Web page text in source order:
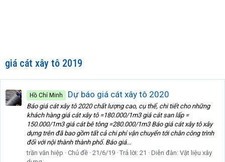
giá cát xây tô 2019
Hồ Chí Minh Dự báo giá cát xây tô 2020
Báo giá cát xây tô 2020 chất lượng cao, cụ thể, chi tiết cho những
khách hàng giá cát xây tô =180.000/1m3 giá cát san lấp =
150.000/1m3 giá cát bê tông =280.000/1m3 Báo giá cát xây tô xây
dựng trên đã bao gồm tất cả chi phí vận chuyển tới chân công trình
đối với nội thành thành phố. Báo giá...
trần văn hiệp
Chủ đề 21/6/19 Trả lời: 21 Diễn đàn: Vật liệu xây